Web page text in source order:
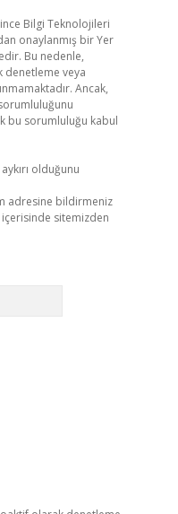
Bilgi Teknolojileri
onaylanmış bir Yer
Bu nedenle,
veya
Ancak,
bu sorumluluğu kabul
olduğunu
adresine bildirmeniz
sitemizden